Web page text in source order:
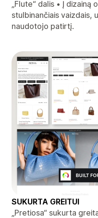
„Flute“ dalis • Į
stulbinančiais vaizdais,
naudotojo patirtį.
SUKURTA GREITUI
„Pretiosa“ sukurta